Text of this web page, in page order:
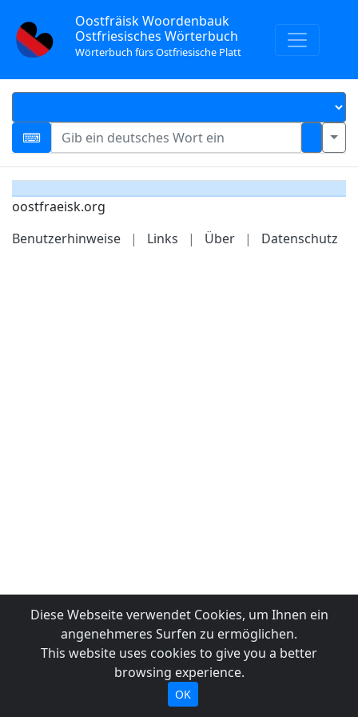
Oostfräisk Woordenbauk
Ostfriesisches Wörterbuch
Wörterbuch fürs Ostfriesische Platt
oostfraeisk.org
Benutzerhinweise
| Links | Über | Datenschutz
Diese Webseite verwendet Cookies, um Ihnen ein
angenehmeres Surfen zu ermöglichen.
This website uses cookies to give you a better
browsing experience.
OK